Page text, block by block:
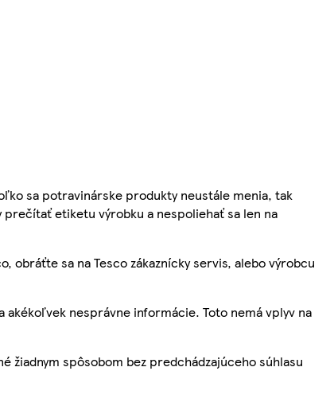
sa potravinárske produkty neustále menia, tak
prečítať etiketu výrobku a nespoliehať sa len na
obráťte sa na Tesco zákaznícky servis, alebo výrobcu
nesprávne informácie. Toto nemá vplyv na
spôsobom bez predchádzajúceho súhlasu